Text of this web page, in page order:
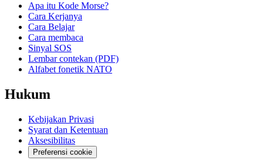
Apa itu Kode Morse?
Cara Kerjanya
Cara Belajar
Cara membaca
Sinyal SOS
Lembar contekan (PDF)
Alfabet fonetik NATO
Hukum
Kebijakan Privasi
Syarat dan Ketentuan
Aksesibilitas
Preferensi cookie